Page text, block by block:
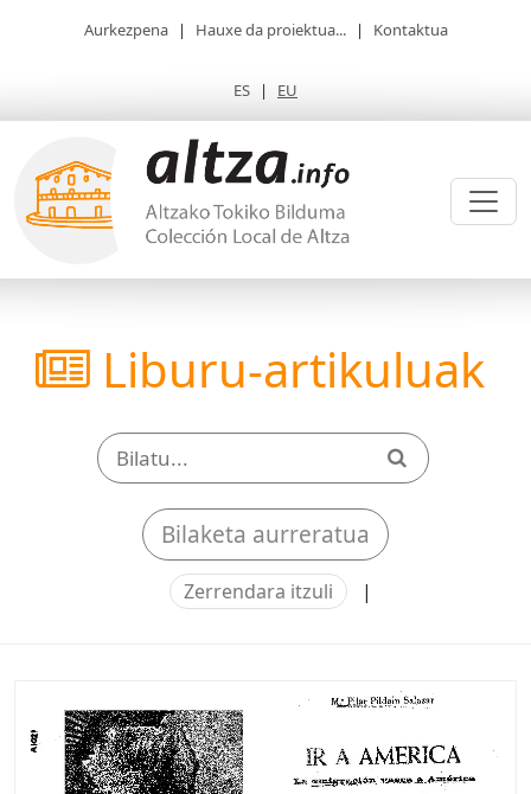
Aurkezpena | Hauxe da proiektua... | Kontaktua
ES | EU
Liburu-artikuluak
Bilaketa aurreratua
Zerrendara itzuli |